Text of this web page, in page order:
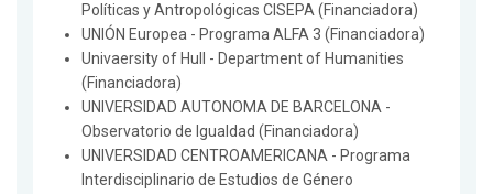
Políticas y Antropológicas CISEPA (Financiadora)
UNIÓN Europea - Programa ALFA 3 (Financiadora)
Univaersity of Hull - Department of Humanities
(Financiadora)
UNIVERSIDAD AUTONOMA DE BARCELONA -
Observatorio de Igualdad (Financiadora)
UNIVERSIDAD CENTROAMERICANA - Programa
Interdisciplinario de Estudios de Género